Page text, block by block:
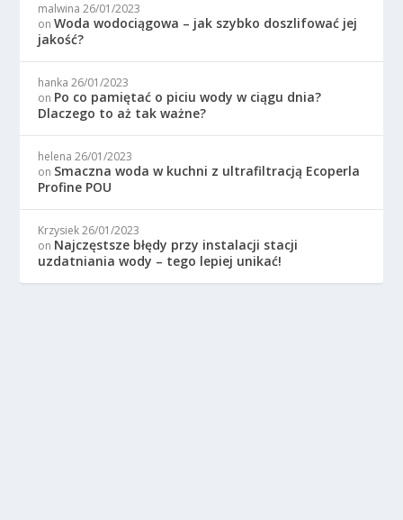
malwina 26/01/2023
onWoda wodociągowa – jak szybko doszlifować jej
jakość?
hanka 26/01/2023
on Po co pamiętać o piciu wody w ciągu dnia?
Dlaczego to aż tak ważne?
helena 26/01/2023
on Smaczna woda w kuchni z ultrafiltracją Ecoperla
Profine POU
Krzysiek 26/01/2023
on Najczęstsze błędy przy instalacji stacji
uzdatniania wody – tego lepiej unikać!